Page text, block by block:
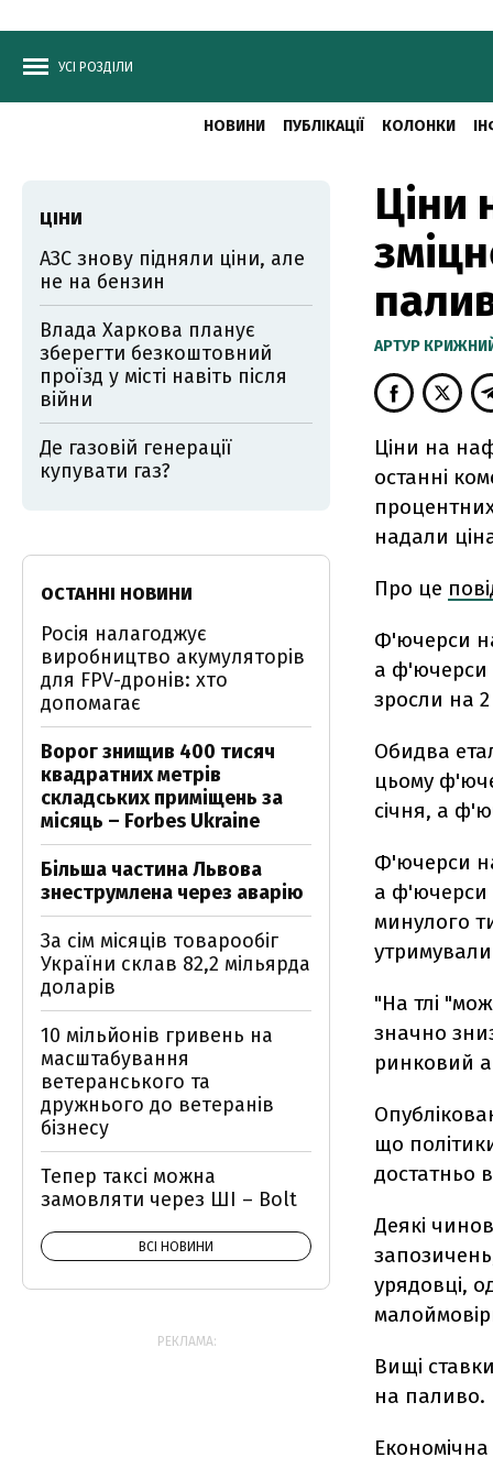
УСІ РОЗДІЛИ
НОВИНИ ПУБЛІКАЦІЇ КОЛОНКИ
Ціни
АРТУР
Ціни на
останні
надали
Про це
Ф'ючерси
а ф'ючерси
зросли на
Обидва
цьому
січня, а
Ф'ючерси
а ф'ючерси
минулого
утримували
"На тлі
значно
ринковий
що
достатньо
Деякі
урядовці,
Вищі
на паливо.
ЦІНИ
АЗС знову підняли ціни, але
не на бензин
Влада Харкова планує
зберегти безкоштовний
проїзд у місті навіть після
війни
Де газовій генерації
купувати газ?
ОСТАННІ НОВИНИ
Росія налагоджує
виробництво акумуляторів
для FPV-дронів: хто
допомагає
Ворог знищив 400 тисяч
квадратних метрів
складських приміщень за
місяць – Forbes Ukraine
Більша частина Львова
знеструмлена через аварію
За сім місяців товарообіг
України склав 82,2 мільярда
доларів
10 мільйонів гривень на
масштабування
ветеранського та
дружнього до ветеранів
бізнесу
Тепер таксі можна
замовляти через ШІ – Bolt
ВСІ НОВИНИ
РЕКЛАМА: